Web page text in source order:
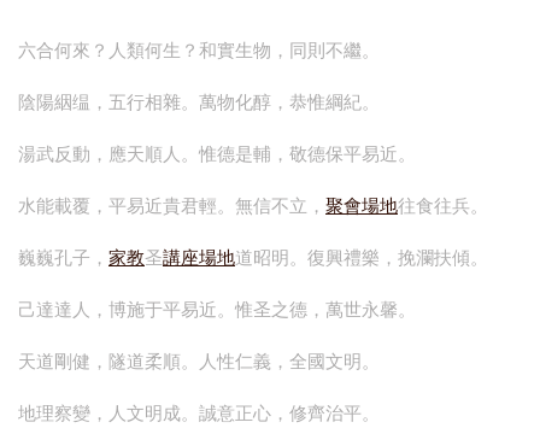
六合何來？人類何生？和實生物，同則不繼。
陰陽絪缊，五行相雜。萬物化醇，恭惟綱紀。
湯武反動，應天順人。惟德是輔，敬德保平易近。
水能載覆，平易近貴君輕。無信不立， 聚會場地往食往兵。
巍巍孔子， 家教圣講座場地道昭明。復興禮樂，挽瀾扶傾。
己達達人，博施于平易近。惟圣之德，萬世永馨。
天道剛健，隧道柔順。人性仁義，全國文明。
地理察變，人文明成。誠意正心，修齊治平。